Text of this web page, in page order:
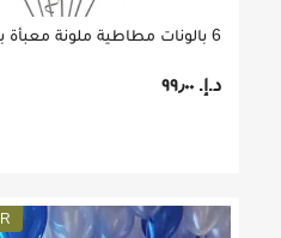
6 بالونات مطاطية ملونة معبأة بالهيليوم
د.إ.‏ ٩٩٫٠٠